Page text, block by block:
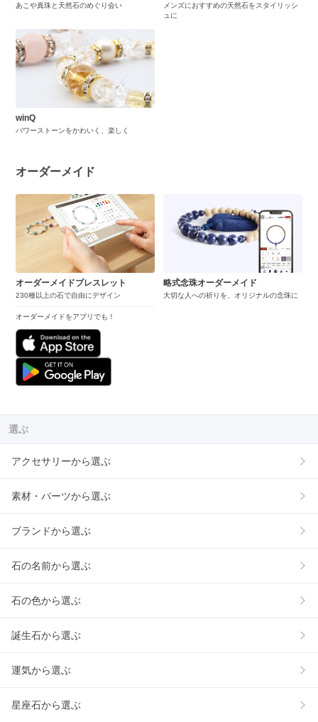
あこや真珠と天然石のめぐり会い
メンズにおすすめの天然石をスタイリッシ
ュに
winQ
パワーストーンをかわいく、楽しく
オーダーメイド
オーダーメイドブレスレット
230種以上の石で自由にデザイン
オーダーメイドをアプリでも！
略式念珠オーダーメイド
大切な人への祈りを、オリジナルの念珠に
選ぶ
アクセサリーから選ぶ
素材・パーツから選ぶ
ブランドから選ぶ
石の名前から選ぶ
石の色から選ぶ
誕生石から選ぶ
運気から選ぶ
星座石から選ぶ